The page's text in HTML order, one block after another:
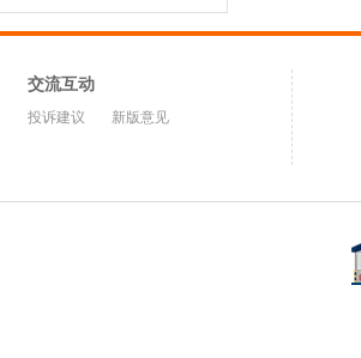
交流互动
投诉建议 新版意见